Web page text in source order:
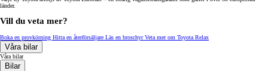
länder.
Vill du veta mer?
Boka en provkörning Hitta en återförsäljare Läs en broschyrVeta mer om Toyota Relax
Våra bilar
Våra bilar
Bilar